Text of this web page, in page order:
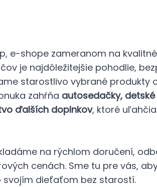
e-shope zameranom na
je najdôležitejšie pohodlie,
starostlivo vybrané produkty
zahŕňa autosedačky,
ďalších doplnkov, ktoré
na rýchlom doručení,
cenách. Sme tu pre vás,
svojím dieťaťom bez starostí.